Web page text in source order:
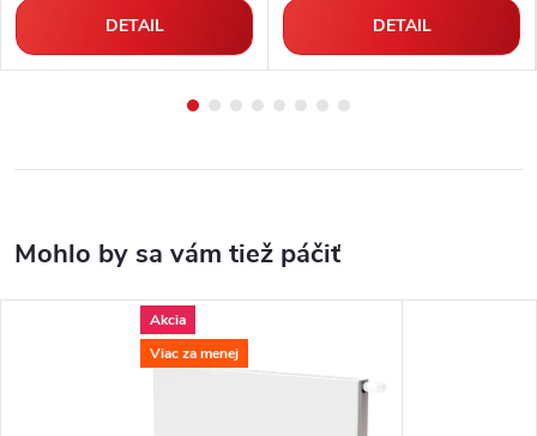
DETAIL DETAIL
Akcia
Viac za menej